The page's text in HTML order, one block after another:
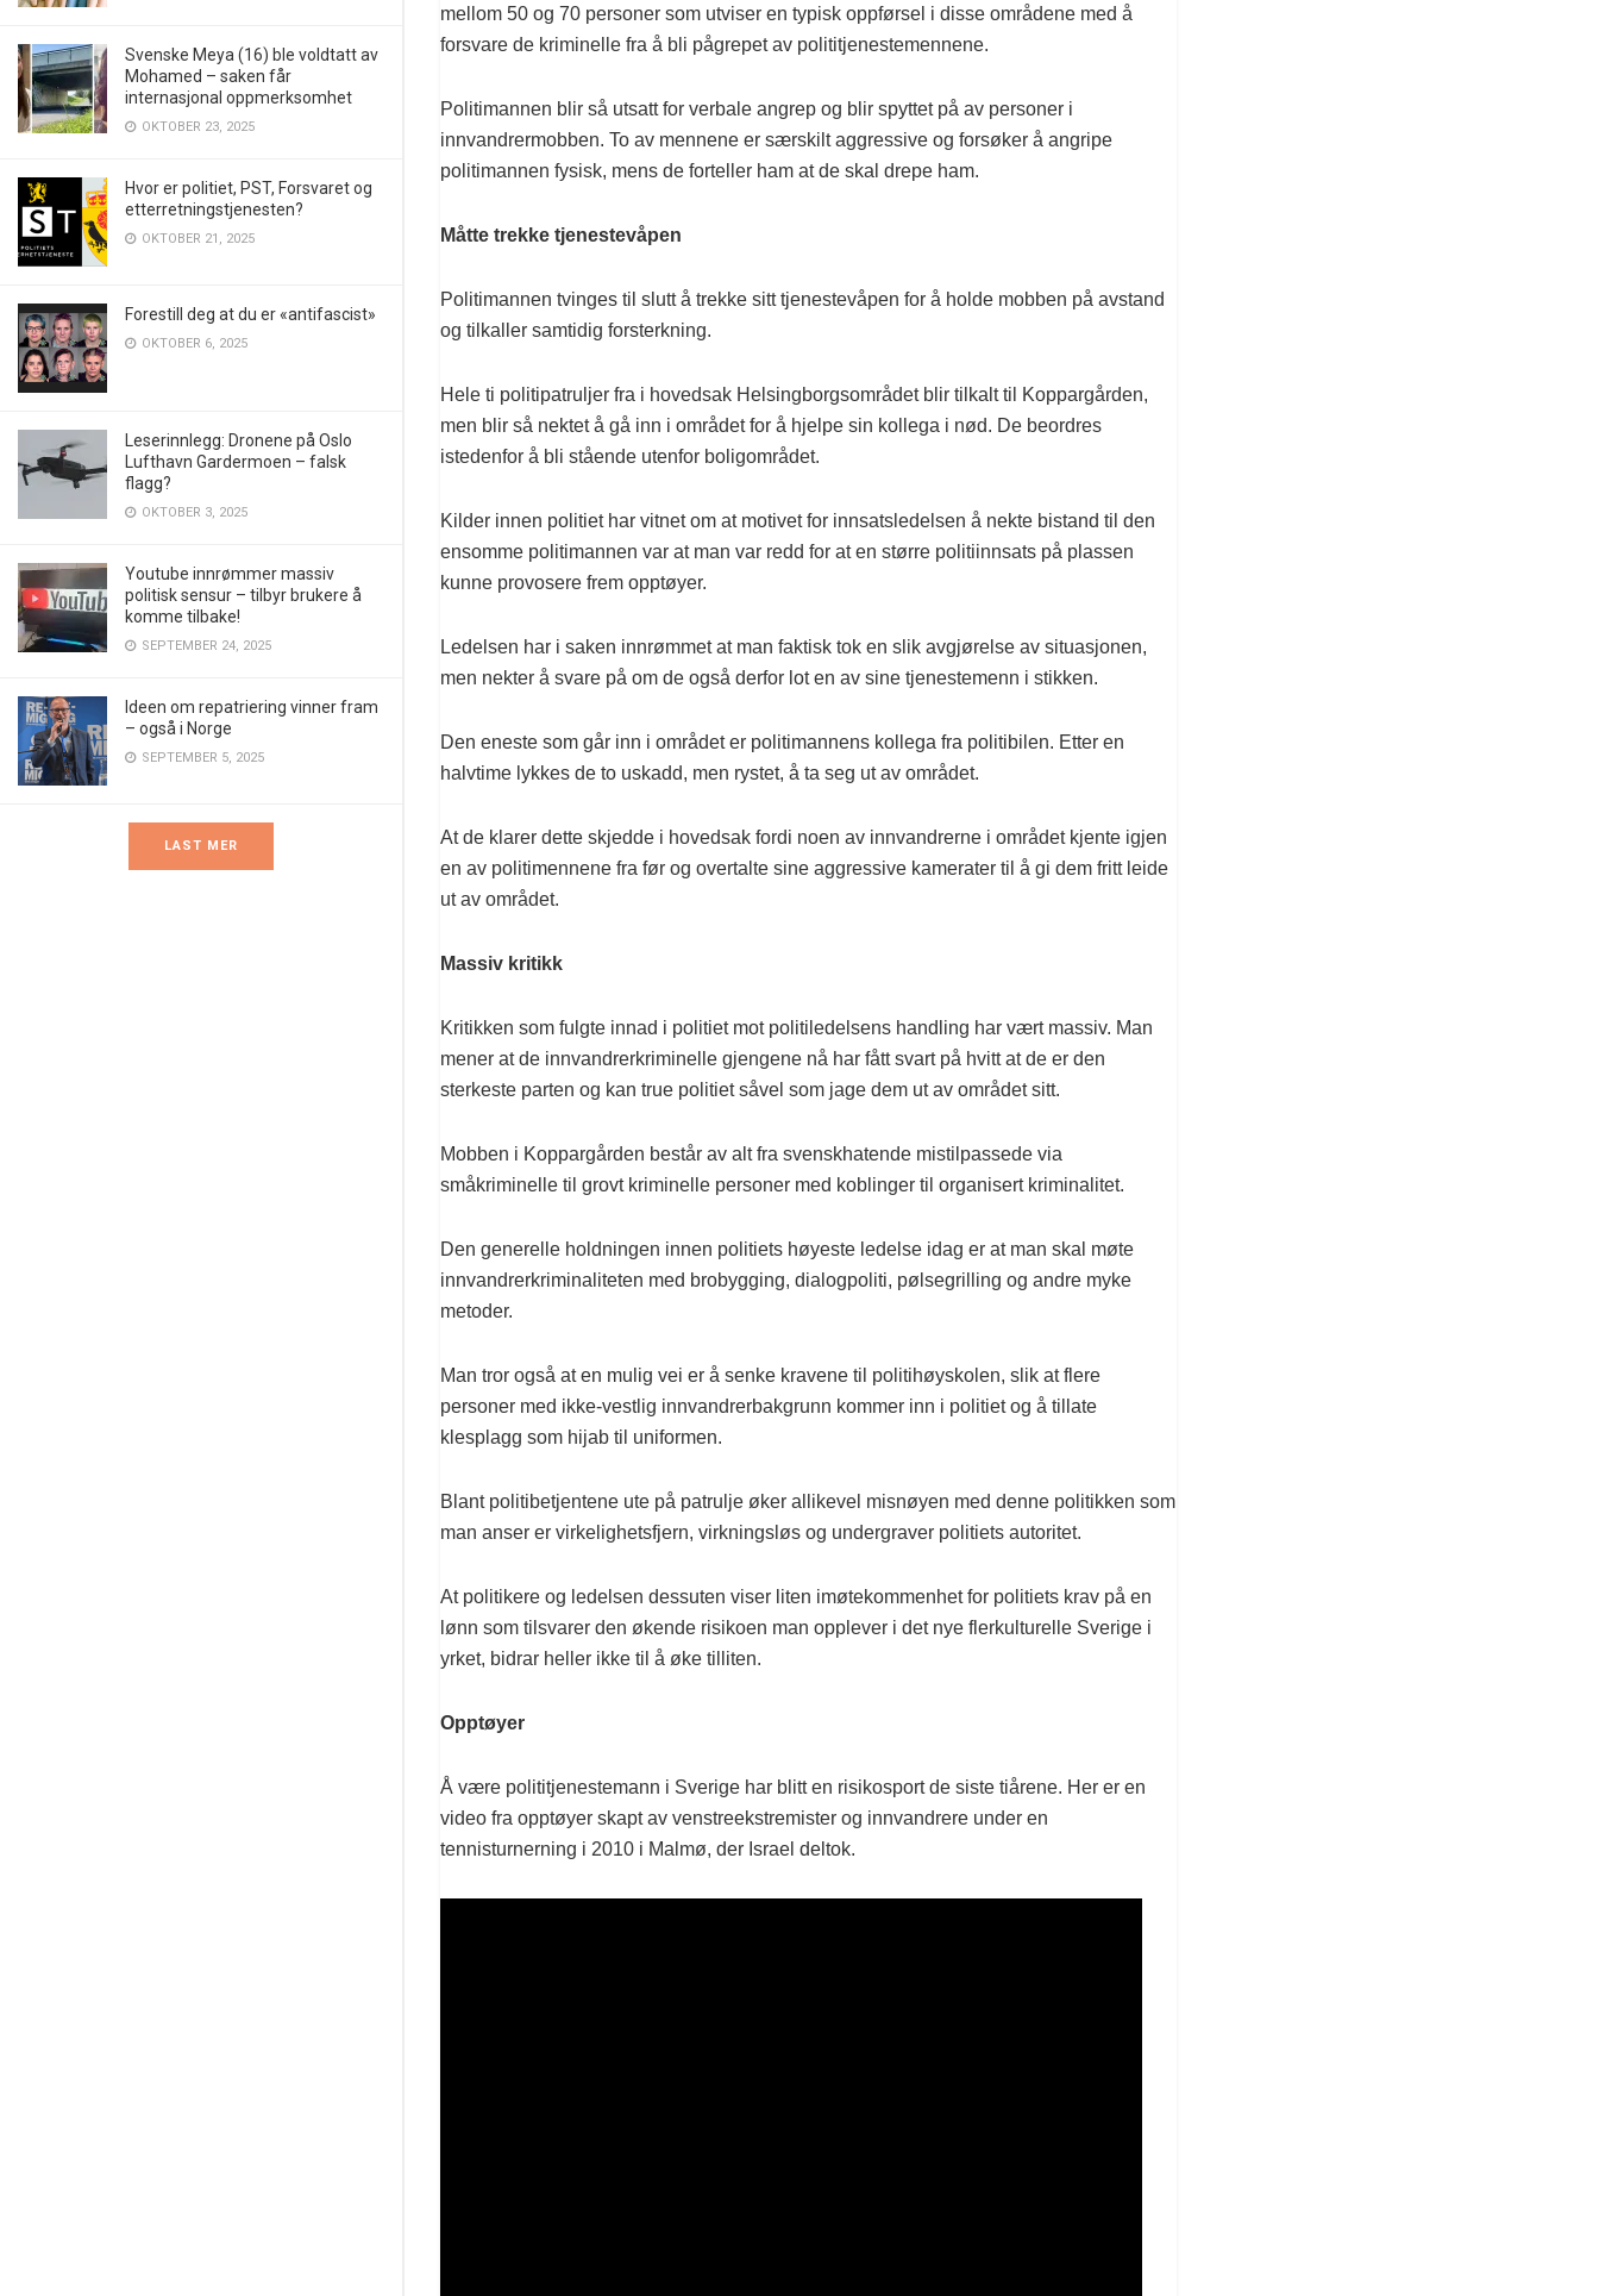
Svenske Meya (16) ble voldtatt av
Mohamed – saken får
internasjonal oppmerksomhet
OKTOBER 23, 2025
Hvor er politiet, PST, Forsvaret og
etterretningstjenesten?
OKTOBER 21, 2025
Forestill deg at du er «antifascist»
OKTOBER 6, 2025
Leserinnlegg: Dronene på Oslo
Lufthavn Gardermoen – falsk
flagg?
OKTOBER 3, 2025
Youtube innrømmer massiv
politisk sensur – tilbyr brukere å
komme tilbake!
SEPTEMBER 24, 2025
Ideen om repatriering vinner fram
– også i Norge
SEPTEMBER 5, 2025
LAST MER
mellom 50 og 70 personer som utviser en typisk oppførsel i disse områdene med å
forsvare de kriminelle fra å bli pågrepet av polititjenestemennene.
Politimannen blir så utsatt for verbale angrep og blir spyttet på av personer i
innvandrermobben. To av mennene er særskilt aggressive og forsøker å angripe
politimannen fysisk, mens de forteller ham at de skal drepe ham.
Måtte trekke tjenestevåpen
Politimannen tvinges til slutt å trekke sitt tjenestevåpen for å holde mobben på avstand
og tilkaller samtidig forsterkning.
Hele ti politipatruljer fra i hovedsak Helsingborgsområdet blir tilkalt til Koppargården,
men blir så nektet å gå inn i området for å hjelpe sin kollega i nød. De beordres
istedenfor å bli stående utenfor boligområdet.
Kilder innen politiet har vitnet om at motivet for innsatsledelsen å nekte bistand til den
ensomme politimannen var at man var redd for at en større politiinnsats på plassen
kunne provosere frem opptøyer.
Ledelsen har i saken innrømmet at man faktisk tok en slik avgjørelse av situasjonen,
men nekter å svare på om de også derfor lot en av sine tjenestemenn i stikken.
Den eneste som går inn i området er politimannens kollega fra politibilen. Etter en
halvtime lykkes de to uskadd, men rystet, å ta seg ut av området.
At de klarer dette skjedde i hovedsak fordi noen av innvandrerne i området kjente igjen
en av politimennene fra før og overtalte sine aggressive kamerater til å gi dem fritt leide
ut av området.
Massiv kritikk
Kritikken som fulgte innad i politiet mot politiledelsens handling har vært massiv. Man
mener at de innvandrerkriminelle gjengene nå har fått svart på hvitt at de er den
sterkeste parten og kan true politiet såvel som jage dem ut av området sitt.
Mobben i Koppargården består av alt fra svenskhatende mistilpassede via
småkriminelle til grovt kriminelle personer med koblinger til organisert kriminalitet.
Den generelle holdningen innen politiets høyeste ledelse idag er at man skal møte
innvandrerkriminaliteten med brobygging, dialogpoliti, pølsegrilling og andre myke
metoder.
Man tror også at en mulig vei er å senke kravene til politihøyskolen, slik at flere
personer med ikke-vestlig innvandrerbakgrunn kommer inn i politiet og å tillate
klesplagg som hijab til uniformen.
Blant politibetjentene ute på patrulje øker allikevel misnøyen med denne politikken som
man anser er virkelighetsfjern, virkningsløs og undergraver politiets autoritet.
At politikere og ledelsen dessuten viser liten imøtekommenhet for politiets krav på en
lønn som tilsvarer den økende risikoen man opplever i det nye flerkulturelle Sverige i
yrket, bidrar heller ikke til å øke tilliten.
Opptøyer
Å være polititjenestemann i Sverige har blitt en risikosport de siste tiårene. Her er en
video fra opptøyer skapt av venstreekstremister og innvandrere under en
tennisturnerning i 2010 i Malmø, der Israel deltok.